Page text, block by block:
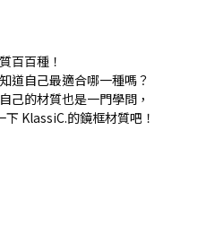
百百種！
道自己最適合哪一種嗎？
己的材質也是一門學問，
KlassiC.的鏡框材質吧！